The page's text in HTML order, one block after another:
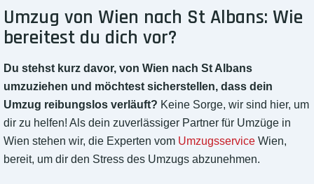
Umzug von Wien nach St Albans: Wie
bereitest du dich vor?
Du stehst kurz davor, von Wien nach St Albans
umzuziehen und möchtest sicherstellen, dass dein
Umzug reibungslos verläuft? Keine Sorge, wir sind hier, um
dir zu helfen! Als dein zuverlässiger Partner für Umzüge in
Wien stehen wir, die Experten vom Umzugsservice Wien,
bereit, um dir den Stress des Umzugs abzunehmen.